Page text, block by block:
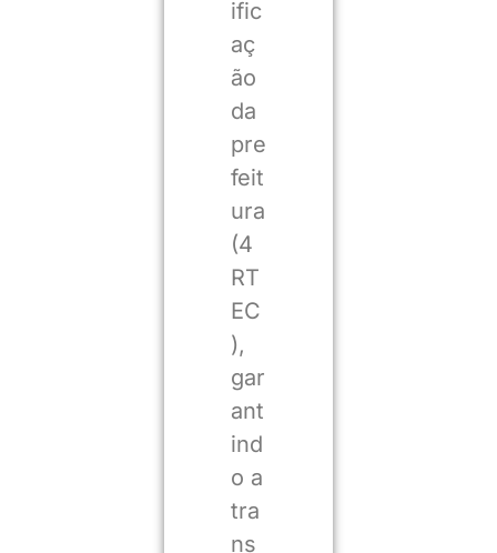
ific
aç
ão
da
pre
feit
ura
(4
RT
EC
),
gar
ant
ind
o a
tra
ns